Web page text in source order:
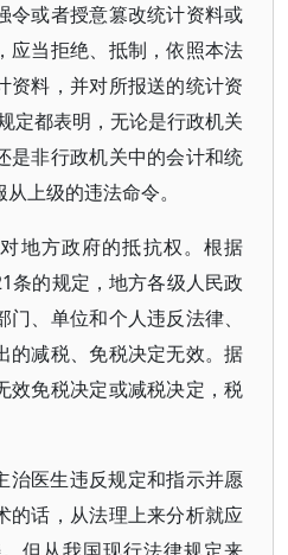
令或者授意篡改统计资料或
应当拒绝、抵制，依照本法
资料，并对所报送的统计资
定都表明，无论是行政机关
是非行政机关中的会计和统
上级的违法命令。
地方政府的抵抗权。根据
条的规定，地方各级人民政
、单位和个人违反法律、
的减税、免税决定无效。据
效免税决定或减税决定，税
治医生违反规定和指示并愿
的话，从法理上来分析就应